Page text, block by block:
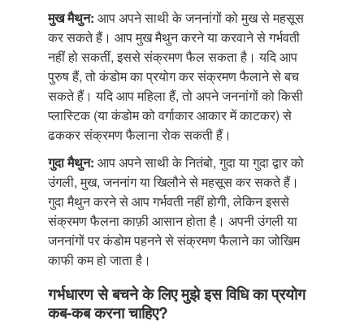
मुख मैथुन: आप अपने साथी के जननांगों को मुख से महसूस
कर सकते हैं। आप मुख मैथुन करने या करवाने से गर्भवती
नहीं हो सकतीं, इससे संक्रमण फैल सकता है। यदि आप
पुरुष हैं, तो कंडोम का प्रयोग कर संक्रमण फैलाने से बच
सकते हैं। यदि आप महिला हैं, तो अपने जननांगों को किसी
प्लास्टिक (या कंडोम को वर्गाकार आकार में काटकर) से
ढककर संक्रमण फैलाना रोक सकती हैं।
गुदा मैथुन: आप अपने साथी के नितंबो, गुदा या गुदा द्वार को
उंगली, मुख, जननांग या खिलौने से महसूस कर सकते हैं।
गुदा मैथुन करने से आप गर्भवती नहीं होगी, लेकिन इससे
संक्रमण फैलना काफ़ी आसान होता है। अपनी उंगली या
जननांगों पर कंडोम पहनने से संक्रमण फैलाने का जोखिम
काफी कम हो जाता है।
गर्भधारण से बचने के लिए मुझे इस विधि का प्रयोग
कब-कब करना चाहिए?